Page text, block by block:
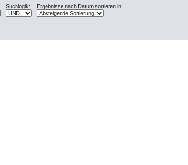
Suchlogik: Ergebnisse nach Datum sortieren in: